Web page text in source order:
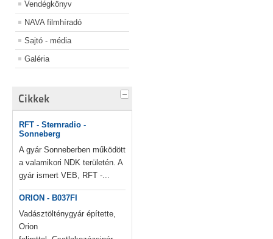
Vendégkönyv
NAVA filmhíradó
Sajtó - média
Galéria
Cikkek
RFT - Sternradio -
Sonneberg
A gyár Sonneberben működött
a valamikori NDK területén. A
gyár ismert VEB, RFT -...
ORION - B037FI
Vadásztölténygyár építette,
Orion